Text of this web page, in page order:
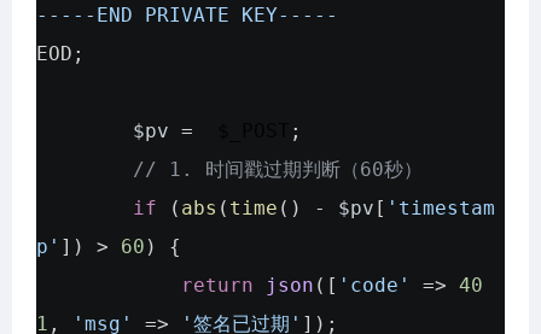
-----END PRIVATE KEY-----
EOD ;
$pv =
;
// 1. 时间戳过期判断（60秒）
if ( abs ( time () - $pv [ 'timestam
p' ]) > 60 ) {
return
json ([ 'code' => 40
1 , 'msg' => '签名已过期' ]);